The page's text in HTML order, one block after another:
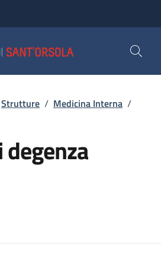
Strutture / Medicina Interna /